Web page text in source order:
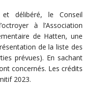
délibéré, le Conseil
à l’Association
de Hatten, une
de la liste des
prévues). En sachant
concernés. Les crédits
2023.